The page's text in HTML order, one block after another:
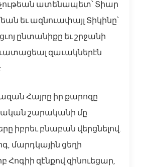
ատենապետ՝ Տիար
եւ ազնուափայլ Տիկինը՝
ընտանիքը եւ շրջանի
զաւակներէն
Հայրը իր քարոզը
շարականի մը
իբրեւ բնաբան վերցնելով.
մարդկային ցեղի
Հոգիի զէնքով զինուեցար,